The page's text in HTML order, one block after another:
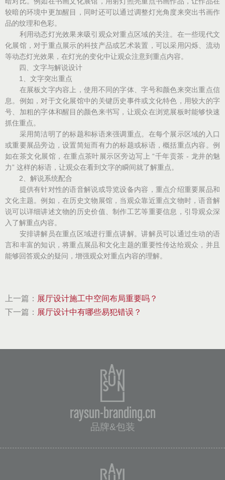
较暗的环境中更加醒目，同时还可以通过调整灯光角度来突出书画作
品的纹理和色彩。
利用动态灯光效果来吸引观众对重点区域的关注。在一些现代文
化展馆，对于重点展示的科技产品或艺术装置，可以采用闪烁、流动
等动态灯光效果，在灯光的变化中让观众注意到重点内容。
四、文字与解说设计
1、文字突出重点
在展板文字内容上，使用不同的字体、字号和颜色来突出重点信
息。例如，对于文化展馆中的关键历史事件或文化特色，用较大的字
号、加粗的字体和醒目的颜色来书写，让观众在浏览展板时能够快速
抓住重点。
采用简洁明了的标题和标语来强调重点。在每个展示区域的入口
或重要展品旁边，设置简短而有力的标题或标语，概括重点内容。例
如在茶文化展馆，在重点茶叶展示区旁边写上 “千年贡茶 - 龙井的魅
力” 这样的标语，让观众在看到文字的瞬间就了解重点。
2、解说系统配合
提供有针对性的语音解说或导览设备内容，重点介绍重要展品和
文化主题。例如，在历史文物展馆，当观众靠近重点文物时，语音解
说可以详细讲述文物的历史价值、制作工艺等重要信息，引导观众深
入了解重点内容。
安排讲解员在重点区域进行重点讲解。讲解员可以通过生动的语
言和丰富的知识，将重点展品和文化主题的重要性传达给观众，并且
能够回答观众的疑问，增强观众对重点内容的理解。
上一篇： 展厅设计施工中空间布局重要吗？
下一篇： 展厅设计中有哪些易犯错误？
raysun-branding.cn
品牌&包装